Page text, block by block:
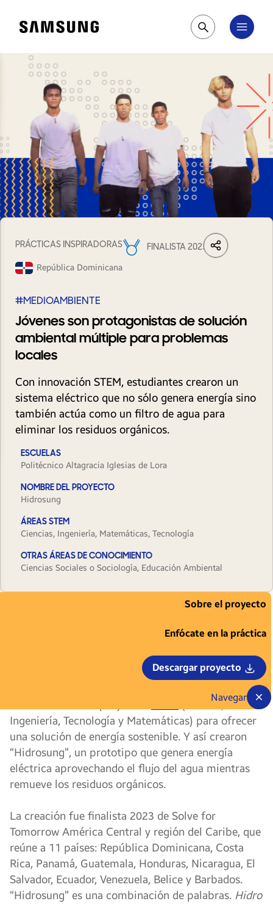
Samsung Pesquisar
PRÁCTICAS INSPIRADORAS
FINALISTA 2023
República Dominicana
LinkedIn
Share
#MEDIOAMBIENTE
Jóvenes son protagonistas de solución
ambiental múltiple para problemas
locales
Con innovación STEM, estudiantes crearon un
sistema eléctrico que no sólo genera energía sino
también actúa como un filtro de agua para
eliminar los residuos orgánicos.
ESCUELAS
Politécnico Altagracia Iglesias de Lora
NOMBRE DEL PROYECTO
Hidrosung
ÁREAS STEM
Ciencias, Ingeniería, Matemáticas, Tecnología
OTRAS ÁREAS DE CONOCIMIENTO
Ciencias Sociales o Sociología, Educación Ambiental
Navegar
Sobre el proyecto
Enfócate en la práctica
Descargar proyecto
IImagínate en una situación donde te quedas
sin energía eléctrica y a veces también sin
agua potable, incluso teniendo ríos en las cercanías
de tu comunidad . Para cuatro estudiantes de la
República Dominicana, éste, parecía un contexto
(Ciencia,
Ingeniería, Tecnología y Matemáticas) para ofrecer
una solución de energía sostenible. Y así crearon
“Hidrosung”, un prototipo que genera energía
eléctrica aprovechando el flujo del agua mientras
remueve los residuos orgánicos.
La creación fue finalista 2023 de Solve for
Tomorrow América Central y región del Caribe, que
reúne a 11 países: República Dominicana, Costa
Rica, Panamá, Guatemala, Honduras, Nicaragua, El
Salvador, Ecuador, Venezuela, Belice y Barbados.
“Hidrosung” es una combinación de palabras. Hidro